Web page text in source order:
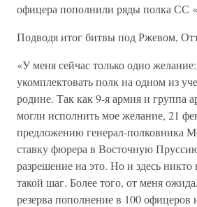
офицера пополнили ряды полка СС
Подводя итог битвы под Ржевом,
«У меня сейчас только одно
укомплектовать полк на одном из
родине. Так как 9-я армия и группа
могли исполнить мое желание, 21
предложению генерал-полковника
ставку фюрера в Восточную
разрешение на это. Но и здесь никто
такой шаг. Более того, от меня
резерва пополнение в 100 офицеров